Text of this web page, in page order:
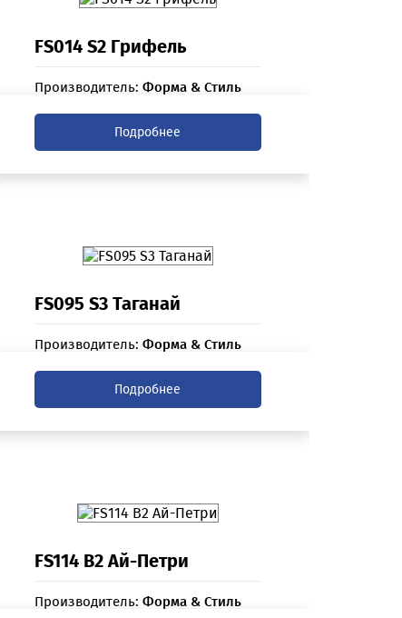
FS014 S2 Грифель
Производитель: Форма & Стиль
Подробнее
FS095 S3 Таганай
Производитель: Форма & Стиль
Подробнее
FS114 B2 Ай-Петри
Производитель: Форма & Стиль